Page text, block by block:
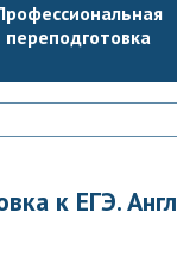
переподготовка
к ЕГЭ.